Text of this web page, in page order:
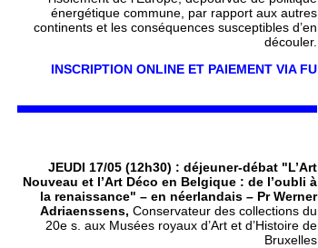
énergétique commune, par rapport aux autres
continents et les conséquences susceptibles d’en
découler.
INSCRIPTION ONLINE ET PAIEMENT VIA FU
JEUDI 17/05 (12h30) : déjeuner-débat "L’Art
Nouveau et l’Art Déco en Belgique : de l’oubli à
la renaissance" – en néerlandais – Pr Werner
Adriaenssens, Conservateur des collections du
20e s. aux Musées royaux d’Art et d’Histoire de
Bruxelles